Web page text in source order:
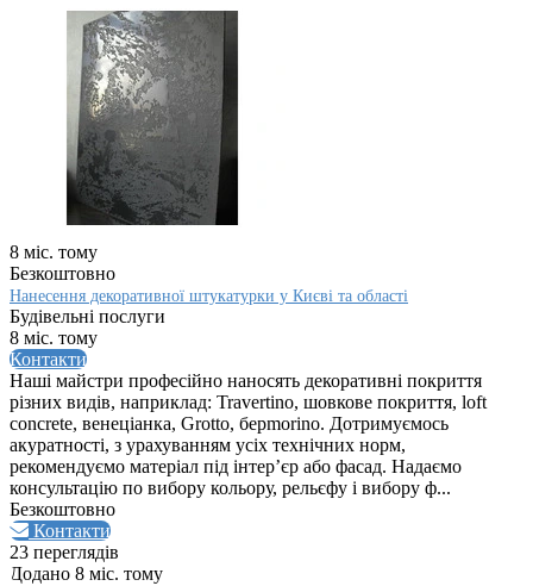
8 міс. тому
Безкоштовно
Нанесення декоративної штукатурки у Києві та області
Будівельні послуги
8 міс. тому
Контакти
Наші майстри професійно наносять декоративні покриття
різних видів, наприклад: Travertino, шовкове покриття, loft
concrete, венеціанка, Grotto, берmorino. Дотримуємось
акуратності, з урахуванням усіх технічних норм,
рекомендуємо матеріал під інтер’єр або фасад. Надаємо
консультацію по вибору кольору, рельєфу і вибору ф...
Безкоштовно
Контакти
23 переглядів
Додано 8 міс. тому